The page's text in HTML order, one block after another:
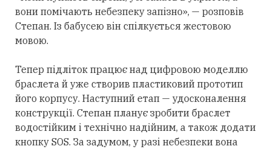
вони помічають небезпеку запізно», — розповів
Степан. Із бабусею він спілкується жестовою
мовою.
Тепер підліток працює над цифровою моделлю
браслета й уже створив пластиковий прототип
його корпусу. Наступний етап — удосконалення
конструкції. Степан планує зробити браслет
водостійким і технічно надійним, а також додати
кнопку SOS. За задумом, у разі небезпеки вона